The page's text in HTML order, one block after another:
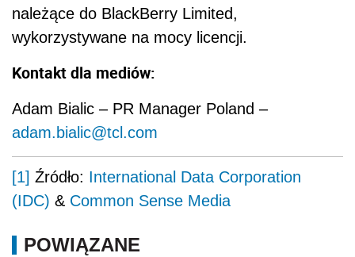
należące do BlackBerry Limited,
wykorzystywane na mocy licencji.
Kontakt dla mediów:
Adam Bialic – PR Manager Poland –
adam.bialic@tcl.com
[1] Źródło: International Data Corporation
(IDC) & Common Sense Media
POWIĄZANE